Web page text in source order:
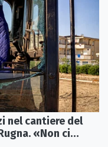
nel cantiere del
«Non ci